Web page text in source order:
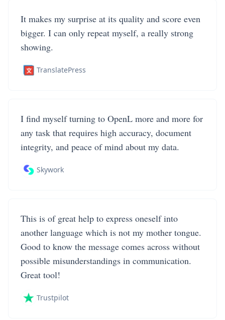
It makes my surprise at its quality and score even
bigger. I can only repeat myself, a really strong
showing.
TranslatePress
I find myself turning to OpenL more and more for
any task that requires high accuracy, document
integrity, and peace of mind about my data.
Skywork
This is of great help to express oneself into
another language which is not my mother tongue.
Good to know the message comes across without
possible misunderstandings in communication.
Great tool!
Trustpilot